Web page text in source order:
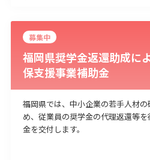
募集中
福岡県奨学金返還助成に
保支援事業補助金
福岡県では、中小企業の若手人材
め、従業員の奨学金の代理返還等
金を交付します。